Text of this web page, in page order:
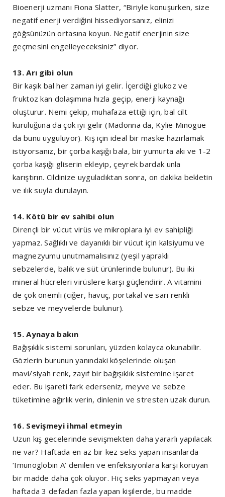
Bioenerji uzmanı Fiona Slatter, “Biriyle konuşurken, size
negatif enerji verdiğini hissediyorsanız, elinizi
göğsünüzün ortasına koyun. Negatif enerjinin size
geçmesini engelleyeceksiniz” diyor.
13. Arı gibi olun
Bir kaşık bal her zaman iyi gelir. İçerdiği glukoz ve
fruktoz kan dolaşımına hızla geçip, enerji kaynağı
oluşturur. Nemi çekip, muhafaza ettiği için, bal cilt
kuruluğuna da çok iyi gelir (Madonna da, Kylie Minogue
da bunu uyguluyor). Kış için ideal bir maske hazırlamak
istiyorsanız, bir çorba kaşığı bala, bir yumurta akı ve 1-2
çorba kaşığı gliserin ekleyip, çeyrek bardak unla
karıştırın. Cildinize uyguladıktan sonra, on dakika bekletin
ve ılık suyla durulayın.
14. Kötü bir ev sahibi olun
Dirençli bir vücut virüs ve mikroplara iyi ev sahipliği
yapmaz. Sağlıklı ve dayanıklı bir vücut için kalsiyumu ve
magnezyumu unutmamalısınız (yeşil yapraklı
sebzelerde, balık ve süt ürünlerinde bulunur). Bu iki
mineral hücreleri virüslere karşı güçlendirir. A vitamini
de çok önemli (ciğer, havuç, portakal ve sarı renkli
sebze ve meyvelerde bulunur).
15. Aynaya bakın
Bağışıklık sistemi sorunları, yüzden kolayca okunabilir.
Gözlerin burunun yanındaki köşelerinde oluşan
mavi/siyah renk, zayıf bir bağışıklık sistemine işaret
eder. Bu işareti fark ederseniz, meyve ve sebze
tüketimine ağırlık verin, dinlenin ve stresten uzak durun.
16. Sevişmeyi ihmal etmeyin
Uzun kış gecelerinde sevişmekten daha yararlı yapılacak
ne var? Haftada en az bir kez seks yapan insanlarda
‘Imunoglobin A’ denilen ve enfeksiyonlara karşı koruyan
bir madde daha çok oluyor. Hiç seks yapmayan veya
haftada 3 defadan fazla yapan kişilerde, bu madde